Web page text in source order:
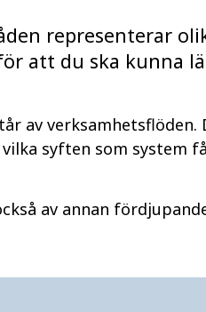
representerar
att du ska kunna
av
syften som system
av annan